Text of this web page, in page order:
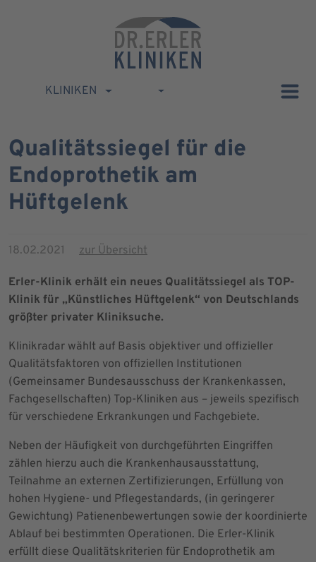
KLINIKEN
Qualitätssiegel für die
Endoprothetik am
Hüftgelenk
18.02.2021 zur Übersicht
Erler-Klinik erhält ein neues Qualitätssiegel als TOP-
Klinik für „Künstliches Hüftgelenk“ von Deutschlands
größter privater Kliniksuche.
Klinikradar wählt auf Basis objektiver und offizieller
Qualitätsfaktoren von offiziellen Institutionen
(Gemeinsamer Bundesausschuss der Krankenkassen,
Fachgesellschaften) Top-Kliniken aus – jeweils spezifisch
für verschiedene Erkrankungen und Fachgebiete.
Neben der Häufigkeit von durchgeführten Eingriffen
zählen hierzu auch die Krankenhausausstattung,
Teilnahme an externen Zertifizierungen, Erfüllung von
hohen Hygiene- und Pflegestandards, (in geringerer
Gewichtung) Patienenbewertungen sowie der koordinierte
Ablauf bei bestimmten Operationen. Die Erler-Klinik
erfüllt diese Qualitätskriterien für Endoprothetik am